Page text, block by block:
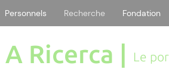
Personnels Recherche Fondation
A Ricerca | Le